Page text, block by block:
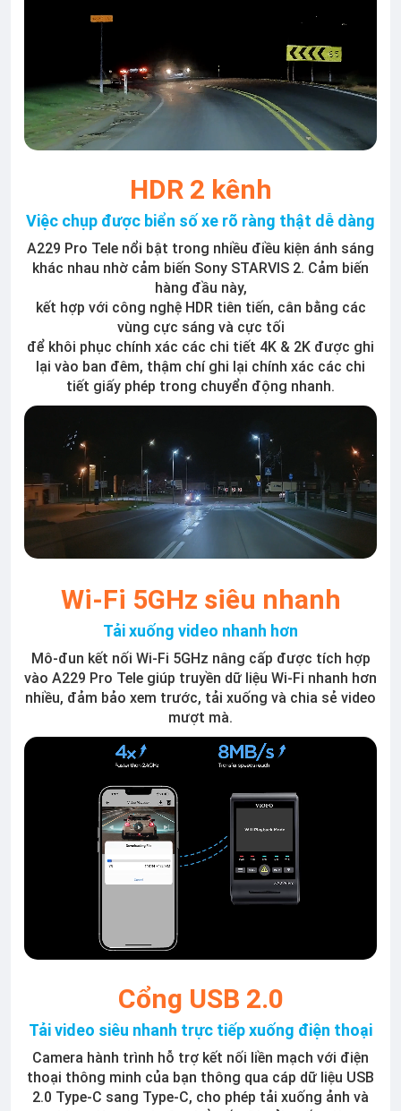
HDR 2 kênh
Việc chụp được biển số xe rõ ràng thật dễ dàng
A229 Pro Tele nổi bật trong nhiều điều kiện ánh sáng
khác nhau nhờ cảm biến Sony STARVIS 2. Cảm biến
hàng đầu này,
kết hợp với công nghệ HDR tiên tiến, cân bằng các
vùng cực sáng và cực tối
để khôi phục chính xác các chi tiết 4K & 2K được ghi
lại vào ban đêm, thậm chí ghi lại chính xác các chi
tiết giấy phép trong chuyển động nhanh.
Wi-Fi 5GHz siêu nhanh
Tải xuống video nhanh hơn
Mô-đun kết nối Wi-Fi 5GHz nâng cấp được tích hợp
vào A229 Pro Tele giúp truyền dữ liệu Wi-Fi nhanh hơn
nhiều, đảm bảo xem trước, tải xuống và chia sẻ video
mượt mà.
Cổng USB 2.0
Tải video siêu nhanh trực tiếp xuống điện thoại
Camera hành trình hỗ trợ kết nối liền mạch với điện
thoại thông minh của bạn thông qua cáp dữ liệu USB
2.0 Type-C sang Type-C, cho phép tải xuống ảnh và